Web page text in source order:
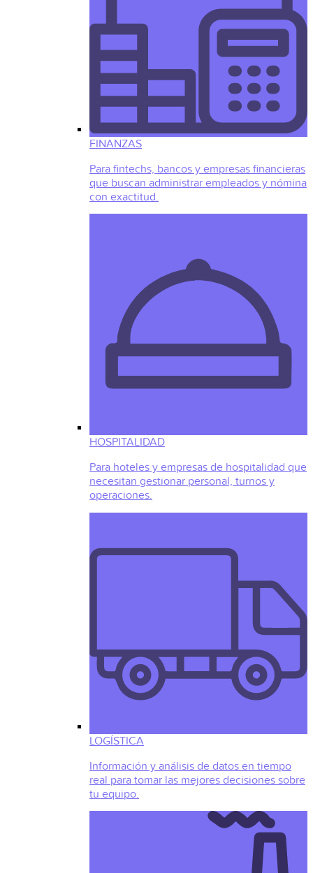
FINANZAS
Para fintechs, bancos y empresas financieras
que buscan administrar empleados y nómina
con exactitud.
HOSPITALIDAD
Para hoteles y empresas de hospitalidad que
necesitan gestionar personal, turnos y
operaciones.
LOGÍSTICA
Información y análisis de datos en tiempo
real para tomar las mejores decisiones sobre
tu equipo.